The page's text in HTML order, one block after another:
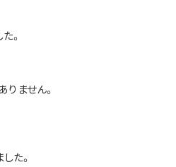
。
ません。
た。